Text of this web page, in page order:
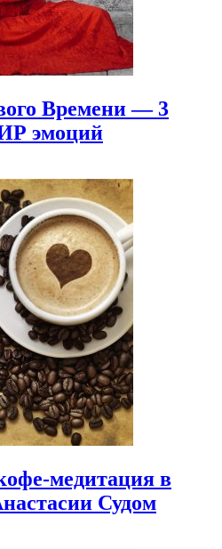
Времени — 3
эмоций
медитация в
Судом